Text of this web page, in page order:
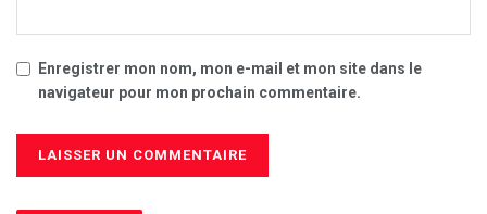
Enregistrer mon nom, mon e-mail et mon site dans le
navigateur pour mon prochain commentaire.